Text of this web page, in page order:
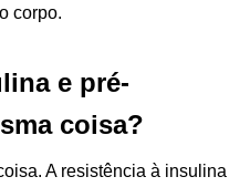
corpo.
e pré-
coisa?
A resistência à insulina